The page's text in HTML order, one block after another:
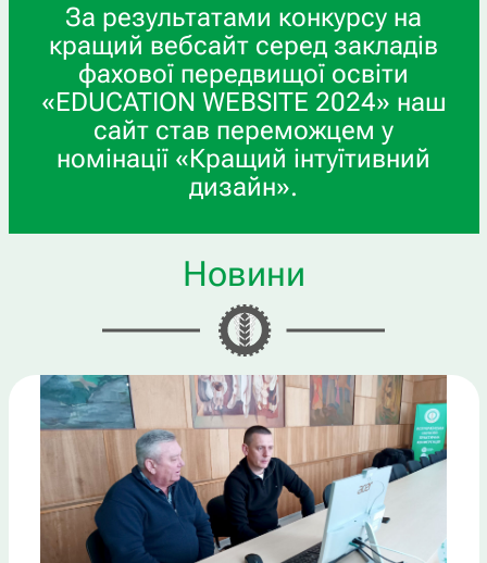
За результатами конкурсу на
кращий вебсайт серед закладів
фахової передвищої освіти
«EDUCATION WEBSITE 2024» наш
сайт став переможцем у
номінації «Кращий інтуїтивний
дизайн».
Новини